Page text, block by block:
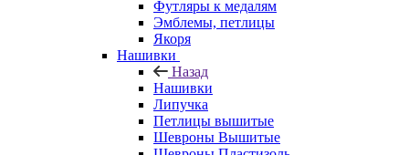
Футляры к медалям
Эмблемы, петлицы
Якоря
Нашивки
Назад
Нашивки
Липучка
Петлицы вышитые
Шевроны Вышитые